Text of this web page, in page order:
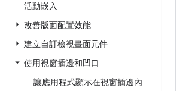
活動嵌入
改善版面配置效能
建立自訂檢視畫面元件
使用視窗插邊和凹口
讓應用程式顯示在視窗插邊內